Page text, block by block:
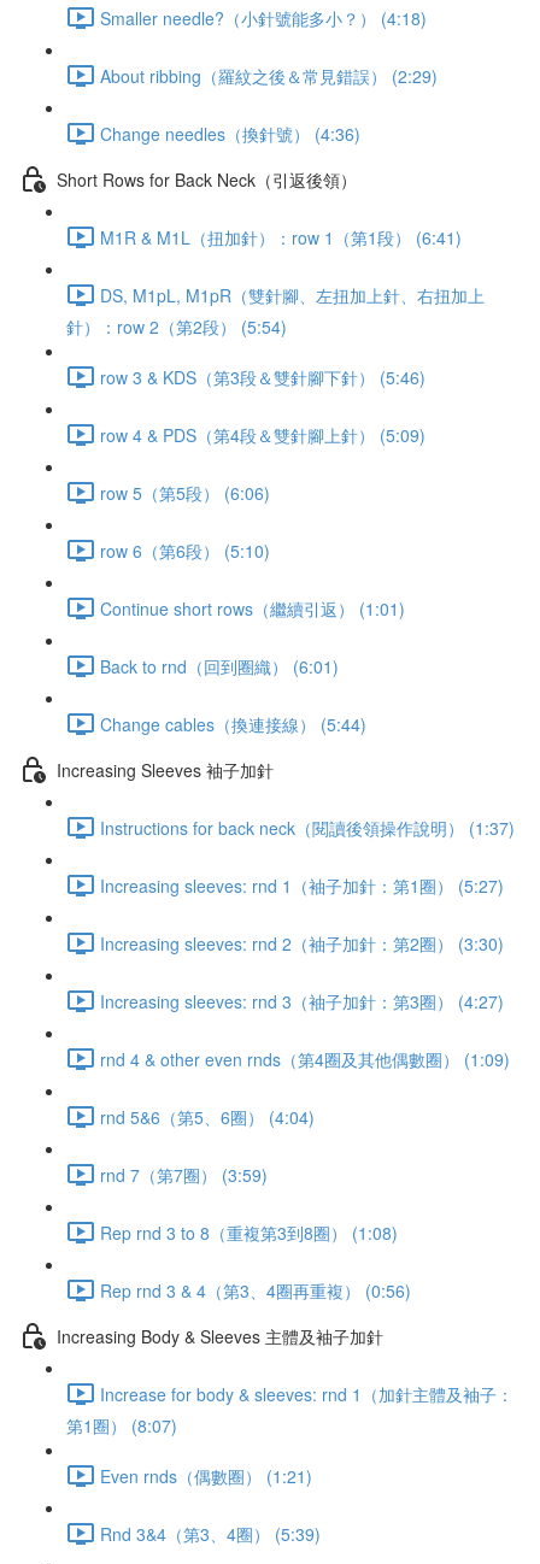
Smaller needle?（小針號能多小？） (4:18)
About ribbing（羅紋之後＆常見錯誤） (2:29)
Change needles（換針號） (4:36)
Short Rows for Back Neck（引返後領）
M1R & M1L（扭加針）：row 1（第1段） (6:41)
DS, M1pL, M1pR（雙針腳、左扭加上針、右扭加上
針）：row 2（第2段） (5:54)
row 3 & KDS（第3段＆雙針腳下針） (5:46)
row 4 & PDS（第4段＆雙針腳上針） (5:09)
row 5（第5段） (6:06)
row 6（第6段） (5:10)
Continue short rows（繼續引返） (1:01)
Back to rnd（回到圈織） (6:01)
Change cables（換連接線） (5:44)
Increasing Sleeves 袖子加針
Instructions for back neck（閱讀後領操作說明） (1:37)
Increasing sleeves: rnd 1（袖子加針：第1圈） (5:27)
Increasing sleeves: rnd 2（袖子加針：第2圈） (3:30)
Increasing sleeves: rnd 3（袖子加針：第3圈） (4:27)
rnd 4 & other even rnds（第4圈及其他偶數圈） (1:09)
rnd 5&6（第5、6圈） (4:04)
rnd 7（第7圈） (3:59)
Rep rnd 3 to 8（重複第3到8圈） (1:08)
Rep rnd 3 & 4（第3、4圈再重複） (0:56)
Increasing Body & Sleeves 主體及袖子加針
Increase for body & sleeves: rnd 1（加針主體及袖子：
第1圈） (8:07)
Even rnds（偶數圈） (1:21)
Rnd 3&4（第3、4圈） (5:39)